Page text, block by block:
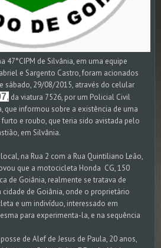
47°CIPM de Silvânia, em uma equipe
e Sargento Castro, foram acionados
sábado, 29/08/2015, através do celular
, da viatura 7526, por um Policial Civil
que informou sobre a existência de uma
e roubo, que teria sido avistada pelo
em Silvânia.
na Rua 2 com a Rua Quintiliano Leão,
que a motocicleta Honda CG, 150
de Goiânia, realmente se tratava de
de Goiânia, onde o proprietário
e um indivíduo, interessado em
para experimenta-la, e na sequência
de Alef de Jesus de Paula, 20 anos,